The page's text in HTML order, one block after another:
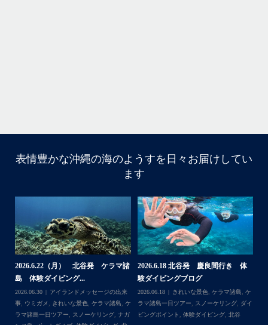
はいさい
アイランドメッセージです
最近は、連日クルーザーチャーターのご利用が続いていて
梅雨明け後のパーフェクトな海でバナナボートに船上
BBQ、シュノーケリングとお楽しみ頂いております
・
・
何ヶ月も前からやり取りさせて頂き温めていたご予約でし
たので、お天気とコンディションに恵まれて、皆さん大満
足な一日を過ごして頂けて本当によかったです
また来年も社員旅行で沖縄へいらっしゃる際は是非ご利用
くださいね！！
表情豊かな沖縄の海のようすを日々お届けしてい
ます
【台風13号によるツアー中止のお知
らせ】
2026.08.06
アイランドメッセージの出来
事, 台風
2026.8.2（火） 北谷発 ケラマ諸
島 体験ダイビング&...
2026.08.03
アイランドメッセージの出来
事,きれいな景色,ケラマ諸島, ケラマ諸島
一日ツアー ,スノーケリング,ナガンヌ島